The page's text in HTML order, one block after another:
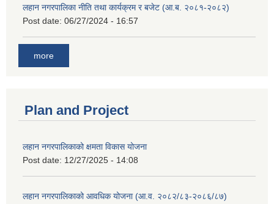
लहान नगरपालिका नीति तथा कार्यक्रम र बजेट (आ.ब. २०८१-२०८२)
Post date: 06/27/2024 - 16:57
more
Plan and Project
लहान नगरपालिकाको क्षमता विकास योजना
Post date: 12/27/2025 - 14:08
लहान नगरपालिकाको आवधिक योजना (आ.व. २०८२/८३-२०८६/८७)